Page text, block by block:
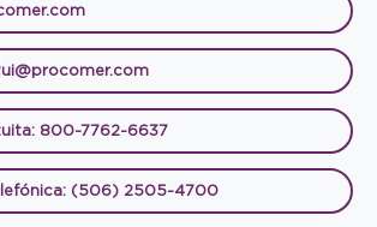
800-7762-6637
(506) 2505-4700